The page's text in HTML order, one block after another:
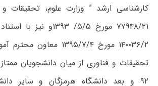
کارشناسی ارشد ” وزارت علوم، تحقیقات و
۷۷۹۴۸/۲۱ مورخ ۵/۵/ ۱۳۹۳و
۱۴۰۰۳۶/۲ مورخ ۱۳۹۵/۷/۴
تحقیقات و فناوری از میان دانشجویان
۹۲ و بعد دانشگاه هرمزگان و سایر